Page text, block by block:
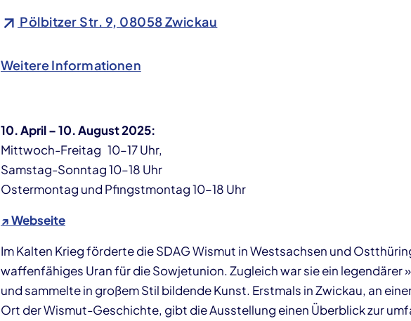
Pölbitzer Str. 9, 08058 Zwickau
Weitere Informationen
10. April – 10. August 2025:
Mittwoch-Freitag 10–17 Uhr,
Samstag-Sonntag 10–18 Uhr
Ostermontag und Pfingstmontag 10–18 Uhr
↗ Webseite
Im Kalten Krieg förderte die SDAG Wismut in Westsachsen und
waffenfähiges Uran für die Sowjetunion. Zugleich war sie ein legendärer
und sammelte in großem Stil bildende Kunst. Erstmals in Zwickau, an
Ort der Wismut-Geschichte, gibt die Ausstellung einen Überblick zur